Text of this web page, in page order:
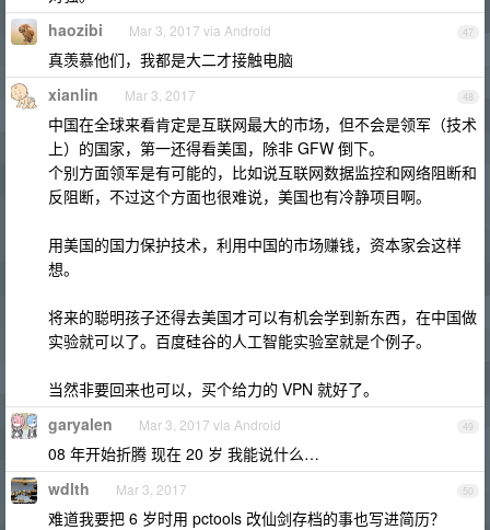
47
haozibi Mar 3, 2017 via Android
真羡慕他们，我都是大二才接触电脑
48
xianlin Mar 3, 2017
中国在全球来看肯定是互联网最大的市场，但不会是领军（技术
上）的国家，第一还得看美国，除非 GFW 倒下。
个别方面领军是有可能的，比如说互联网数据监控和网络阻断和
反阻断，不过这个方面也很难说，美国也有冷静项目啊。
用美国的国力保护技术，利用中国的市场赚钱，资本家会这样
想。
将来的聪明孩子还得去美国才可以有机会学到新东西，在中国做
实验就可以了。百度硅谷的人工智能实验室就是个例子。
当然非要回来也可以，买个给力的 VPN 就好了。
49
garyalen Mar 3, 2017 via Android
08 年开始折腾 现在 20 岁 我能说什么…
50
wdlth Mar 3, 2017
难道我要把 6 岁时用 pctools 改仙剑存档的事也写进简历？